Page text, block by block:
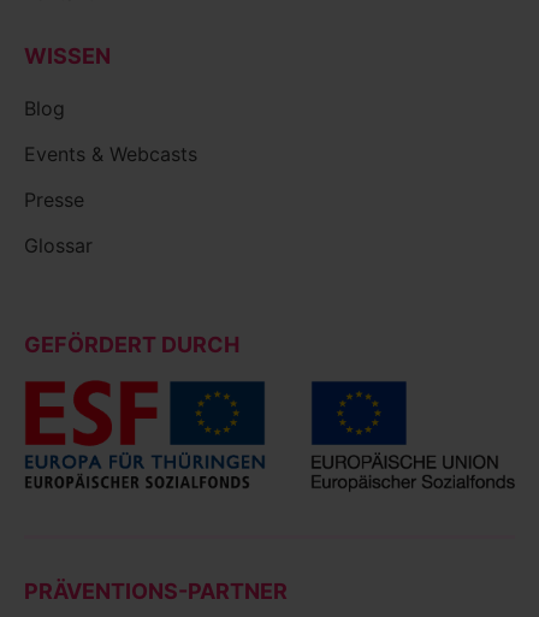
WISSEN
Blog
Events & Webcasts
Presse
Glossar
GEFÖRDERT DURCH
PRÄVENTIONS-PARTNER